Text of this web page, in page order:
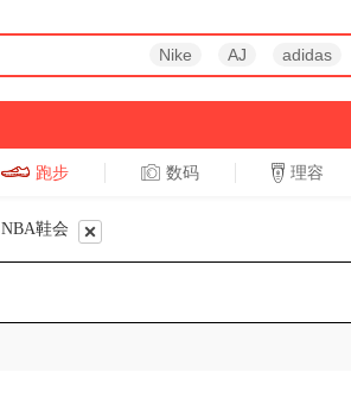
Nike AJ adidas
跑步 数码 理容
NBA鞋会